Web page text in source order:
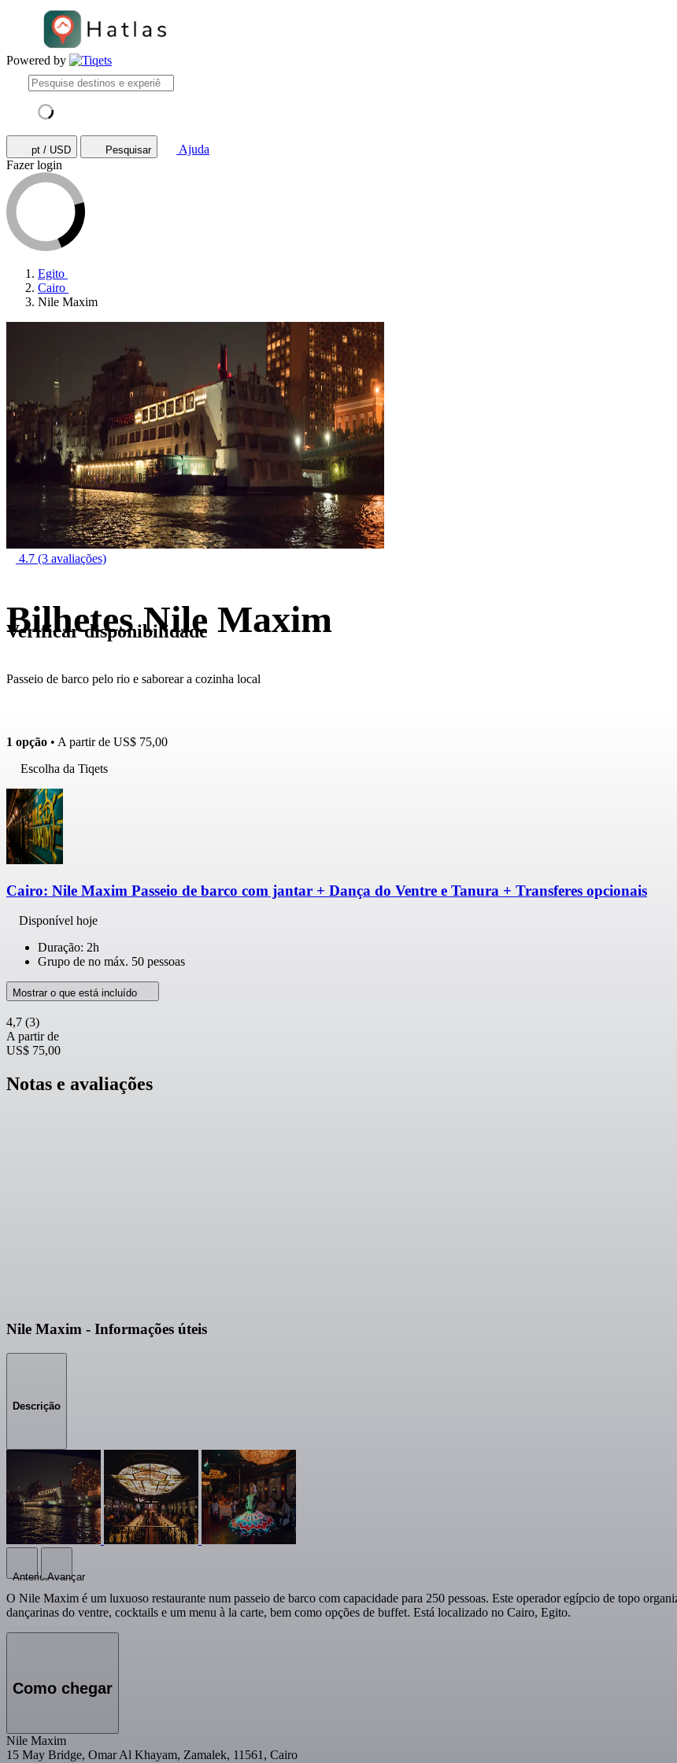
Powered by
pt / USD Pesquisar
Ajuda
Fazer login
Egito
Cairo
Nile Maxim
4.7 (3 avaliações)
Bilhetes Nile Maxim
Passeio de barco pelo rio e saborear a cozinha local
Verificar disponibilidade
1 opção • A partir de US$ 75,00
Escolha da Tiqets
Cairo: Nile Maxim Passeio de barco com jantar + Dança do Ventre e Tanura + Transferes opcionais
Disponível hoje
Duração: 2h
Grupo de no máx. 50 pessoas
Mostrar o que está incluído
4,7 (3)
A partir de
US$ 75,00
Notas e avaliações
Nile Maxim - Informações úteis
Descrição
AnteriorAvançar
O Nile Maxim é um luxuoso restaurante num passeio de barco com capacidade para 250 pessoas. Este operador egípcio de topo
dançarinas do ventre, cocktails e um menu à la carte, bem como opções de buffet. Está localizado no Cairo, Egito.
Como chegar
Nile Maxim
15 May Bridge, Omar Al Khayam, Zamalek, 11561, Cairo